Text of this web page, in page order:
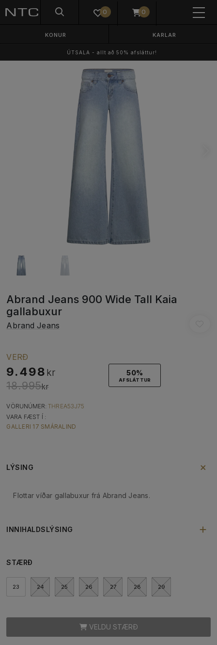
0 0
KONUR KARLAR
ÚTSALA - allt að 50% afsláttur!
Abrand Jeans 900 Wide Tall Kaia
gallabuxur
Abrand Jeans
VERÐ
9.498 kr
18.995kr
50%
AFSLÁTTUR
VÖRUNÚMER:THREA53J75
VARA FÆST Í :
GALLERI 17 SMÁRALIND
LÝSING
Flottar víðar gallabuxur frá Abrand Jeans.
INNIHALDSLÝSING
STÆRÐ
23 24 25 26 27 28 29
VELDU STÆRÐ